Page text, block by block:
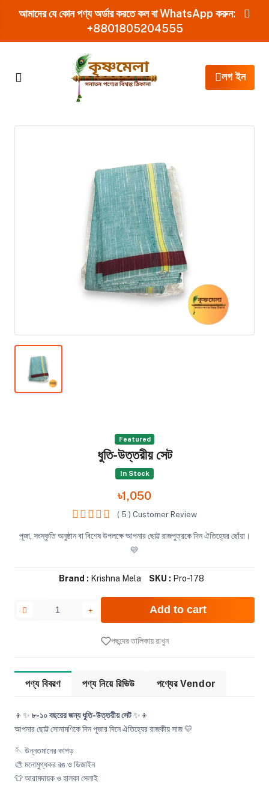
আমাদের যে কোন পণ্য অর্ডার করতে কল বা WhatsApp করুন:
+8801805204555
লগ ইন
Featured
ধুতি-উত্তরীয় সেট
In Stock
৳1,050
( 5 ) Customer Review
পূজা, সংস্কৃতি অনুষ্ঠান বা বিশেষ উপলক্ষে আপনার ছোট্ট রাজপুত্রকে দিন ঐতিহ্যের ছোঁয়া।
💛
Brand : Krishna Mela SKU : Pro-178
Add to cart
পছন্দের তালিকায় রাখুন
পণ্য বিবরণ পণ্য নিয়ে রিভিউ পণ্যের Vendor
👦✨ ৮-১০ বছরের জন্য ধুতি-উত্তরীয় সেট✨👦
আপনার ছোট্ট সোনামণিকে দিন পূজার দিনে ঐতিহ্যের রাজকীয় সাজ 💛
🪡 উন্নতমানের কাপড়
🎨 মনোমুগ্ধকর রঙ ও ডিজাইন
👕 আরামদায়ক ও হালকা সেলাই